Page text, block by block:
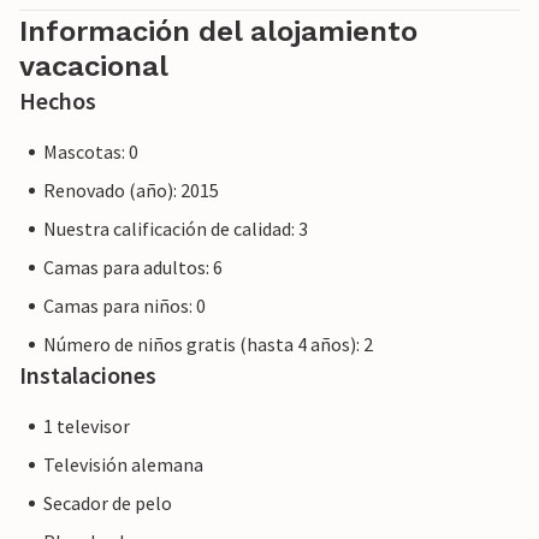
proporcionaremos el mismo nivel de servicio al cliente y su
estancia no será diferente de reservar alojamiento con un
propietario profesional.
Información del alojamiento
vacacional
Hechos
Mascotas: 0
Renovado (año): 2015
Nuestra calificación de calidad: 3
Camas para adultos: 6
Camas para niños: 0
Número de niños gratis (hasta 4 años): 2
Instalaciones
1 televisor
Televisión alemana
Secador de pelo